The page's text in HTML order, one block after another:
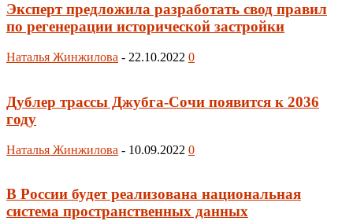
Эксперт предложила разработать свод правил
по регенерации исторической застройки
Наталья Жинжилова - 22.10.2022 0
Дублер трассы Джубга-Сочи появится к 2036
году
Наталья Жинжилова - 10.09.2022 0
В России будет реализована национальная
система пространственных данных